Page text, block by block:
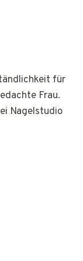
für
Frau.
Nagelstudio